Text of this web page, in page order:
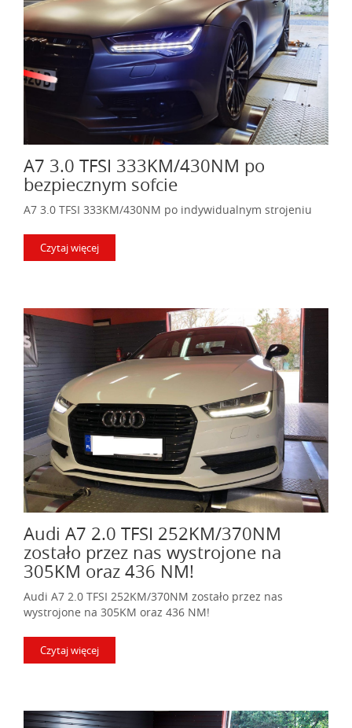
A7 3.0 TFSI 333KM/430NM po
bezpiecznym sofcie
A7 3.0 TFSI 333KM/430NM po indywidualnym strojeniu
Czytaj więcej
Audi A7 2.0 TFSI 252KM/370NM
zostało przez nas wystrojone na
305KM oraz 436 NM!
Audi A7 2.0 TFSI 252KM/370NM zostało przez nas
wystrojone na 305KM oraz 436 NM!
Czytaj więcej